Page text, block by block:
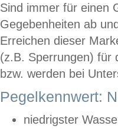
Sind immer für einen
Gegebenheiten ab
Erreichen dieser
(z.B. Sperrungen) für
bzw. werden bei
Pegelkennwert:
niedrigster